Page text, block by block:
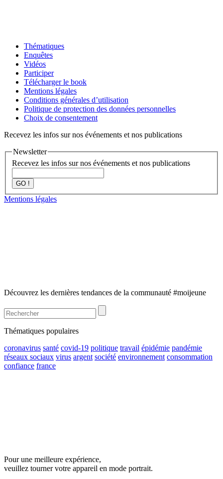
Thématiques
Enquêtes
Vidéos
Participer
Télécharger le book
Mentions légales
Conditions générales d’utilisation
Politique de protection des données personnelles
Choix de consentement
Recevez les infos sur nos événements et nos publications
Newsletter
Recevez les infos sur nos événements et nos publications
GO !
Mentions légales
Découvrez les dernières tendances de la communauté #moijeune
Thématiques populaires
coronavirus santé covid-19 politique travail épidémie pandémie
réseaux sociaux virus argent société environnement consommation
confiance france
Pour une meilleure expérience,
veuillez tourner votre appareil en mode portrait.